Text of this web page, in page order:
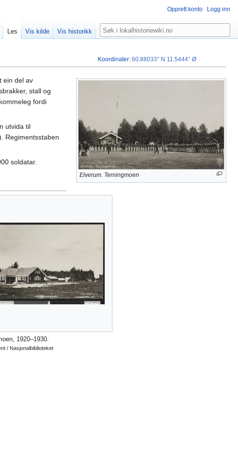
Elverum. Terningmoen
ein del av
stall og
fordi
utvida til
Regimentsstaben
soldatar.
1920–1930.
/ Nasjonalbiblioteket
Koordinater:60.88033° N 11.5444° Ø
Opprett konto Logg inn
Les Vis kilde Vis historikk Søk